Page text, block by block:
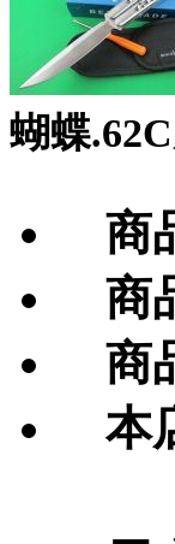
蝴蝶
商
商
商
本